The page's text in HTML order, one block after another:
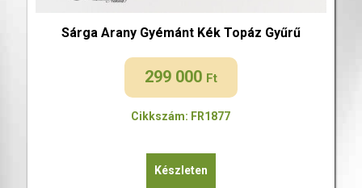
Sárga Arany Gyémánt Kék Topáz Gyűrű
299 000 Ft
Cikkszám: FR1877
Készleten